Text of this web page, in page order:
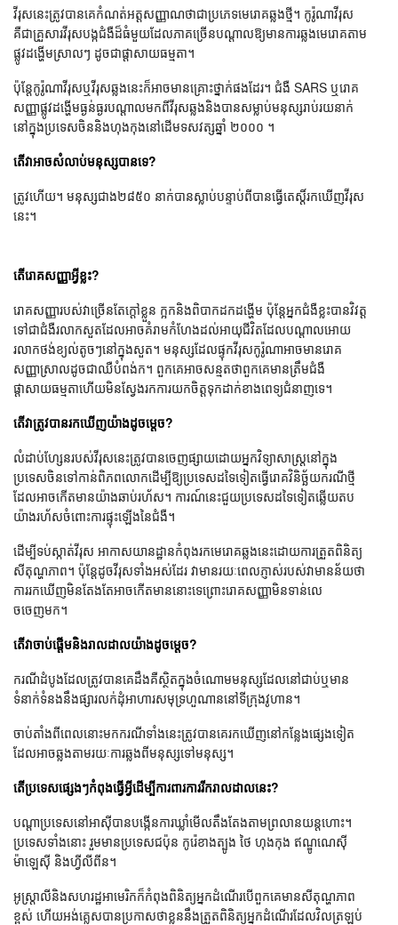
វីរុសនេះត្រូវបានគេកំណត់អត្តសញ្ញាណថាជាប្រភេទមេរោគឆ្លងថ្មី។ កូរ៉ូណាវីរុស
គឺជាគ្រួសារវីរុសបង្កជំងឺដ៏ធំមួយដែលភាគច្រើនបណ្តាលឱ្យមានការឆ្លងមេរោគតាម
ផ្លូវដង្ហើមស្រាលៗ ដូចជាផ្តាសាយធម្មតា។
ប៉ុន្តែកូរ៉ូណាវីរុសឬវីរុសឆ្លងនេះក៏អាចមានគ្រោះថ្នាក់ផងដែរ។ ជំងឺ SARS ឬរោគ
សញ្ញាផ្លូវដង្ហើមធ្ងន់ធ្ងរបណ្តាលមកពីវីរុសឆ្លងនិងបានសម្លាប់មនុស្សរាប់រយនាក់
នៅក្នុងប្រទេសចិននិងហុងកុងនៅដើមទសវត្សឆ្នាំ ២០០០ ។
តើវាអាចសំលាប់មនុស្សបានទេ?
ត្រូវហើយ។ មនុស្សជាង២៨៥០ នាក់បានស្លាប់បន្ទាប់ពីបានធ្វើតេស្តិ៍រកឃើញវីរុស
នេះ។
តើរោគសញ្ញាអ្វីខ្លះ?
រោគសញ្ញារបស់វាច្រើនតែក្តៅខ្លួន ក្អកនិងពិបាកដកដង្ហើម ប៉ុន្តែអ្នកជំងឺខ្លះបានវិវត្ត
ទៅជាជំងឺរលាកសួតដែលអាចគំរាមកំហែងដល់អាយុជីវិតដែលបណ្តាលអោយ
រលាកថង់ខ្យល់តូចៗនៅក្នុងសួត។ មនុស្សដែលផ្ទុកវីរុសកូរ៉ូណាអាចមានរោគ
សញ្ញាស្រាលដូចជាឈឺបំពង់ក។ ពួកគេអាចសន្មតថាពួកគេមានត្រឹមជំងឺ
ផ្តាសាយធម្មតាហើយមិនស្វែងរកការយកចិត្តទុកដាក់ខាងពេទ្យជំនាញទេ។
តើវាត្រូវបានរកឃើញយ៉ាងដូចម្តេច?
លំដាប់ហ្សែនរបស់វីរុសនេះត្រូវបានចេញផ្សាយដោយអ្នកវិទ្យាសាស្ត្រនៅក្នុង
ប្រទេសចិនទៅកាន់ពិភពលោកដើម្បីឱ្យប្រទេសដទៃទៀតធ្វើរោគវិនិច្ឆ័យករណីថ្មី
ដែលអាចកើតមានយ៉ាងឆាប់រហ័ស។ ការណ៍នេះជួយប្រទេសដទៃទៀតឆ្លើយតប
យ៉ាងរហ័សចំពោះការផ្ទុះឡើងនៃជំងឺ។
ដើម្បីទប់ស្កាត់វីរុស អាកាសយានដ្ឋានកំពុងរកមេរោគឆ្លងនេះដោយការត្រួតពិនិត្យ
សីតុណ្ហភាព។ ប៉ុន្តែដូចវីរុសទាំងអស់ដែរ វាមានរយៈពេលភ្ញាស់របស់វាមានន័យថា
ការរកឃើញមិនតែងតែអាចកើតមាននោះទេព្រោះរោគសញ្ញាមិនទាន់លេ
ចចេញមក។
តើវាចាប់ផ្តើមនិងរាលដាលយ៉ាងដូចម្តេច?
ករណីដំបូងដែលត្រូវបានគេដឹងគឺស្ថិតក្នុងចំណោមមនុស្សដែលនៅជាប់ឬមាន
ទំនាក់ទំនងនឹងផ្សារលក់ដុំអាហារសមុទ្រហួណាននៅទីក្រុងវូហាន។
ចាប់តាំងពីពេលនោះមកករណីទាំងនេះត្រូវបានគេរកឃើញនៅកន្លែងផ្សេងទៀត
ដែលអាចឆ្លងតាមរយៈការឆ្លងពីមនុស្សទៅមនុស្ស។
តើប្រទេសផ្សេងៗកំពុងធ្វើអ្វីដើម្បីការពារការរីករាលដាលនេះ?
បណ្តាប្រទេសនៅអាស៊ីបានបង្កើនការឃ្លាំមើលតឹងតែងតាមព្រលានយន្តហោះ។
ប្រទេសទាំងនោះ រួមមានប្រទេសជប៉ុន កូរ៉េខាងត្បូង ថៃ ហុងកុង ឥណ្ឌូណេស៊ី
ម៉ាឡេស៊ី និងហ្វីលីពីន។
អូស្រ្តាលីនិងសហរដ្ឋអាមេរិកក៏កំពុងពិនិត្យអ្នកដំណើរបើពួកគេមានសីតុណ្ហភាព
ខ្ពស់ ហើយអង់គ្លេសបានប្រកាសថាខ្លួននឹងត្រួតពិនិត្យអ្នកដំណើរដែលវិលត្រឡប់